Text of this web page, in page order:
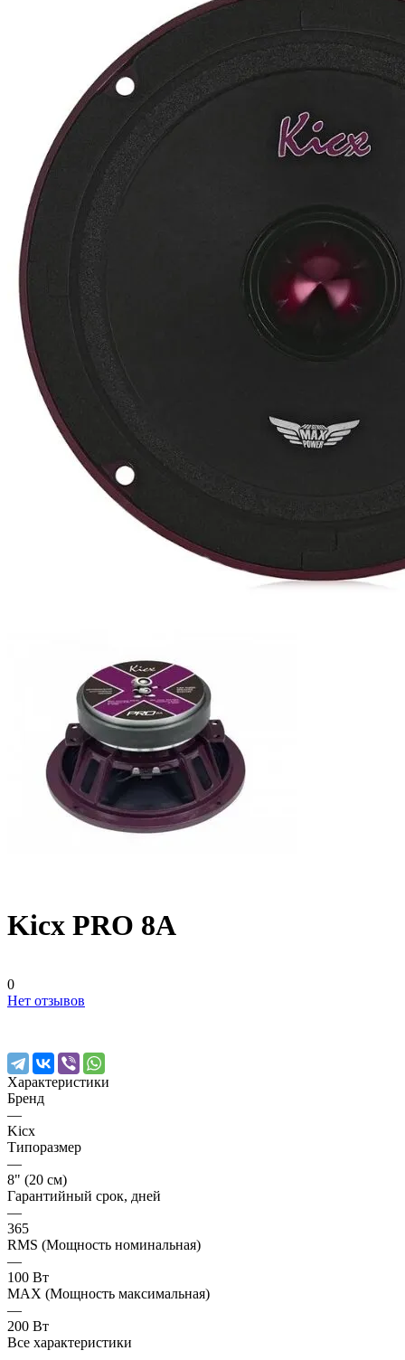
Kicx PRO 8A
0
Нет отзывов
Характеристики
Бренд
—
Kicx
Типоразмер
—
8" (20 см)
Гарантийный срок, дней
—
365
RMS (Мощность номинальная)
—
100 Вт
MAX (Мощность максимальная)
—
200 Вт
Все характеристики